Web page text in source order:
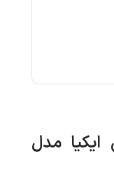
ایکیا مدل